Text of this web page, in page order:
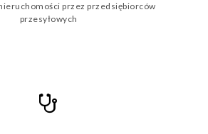
przez przedsiębiorców
przesyłowych